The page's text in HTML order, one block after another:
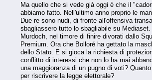
Ma quello che si vede già oggi è che il
abbiamo fatto. Nell'ultimo anno proprio le
Due re sono nudi, di fronte all'offensiva
sbagliassero tutto lo sbagliabile su
Murdoch, nel timore di finire divorati dallo
Premium. Ora che Bolloré ha gettato la
dello Stato. E si gioca la richiesta di
conflitto di interessi che non lo ha mai
una maggioranza di un pugno di voti?
per riscrivere la legge elettorale?